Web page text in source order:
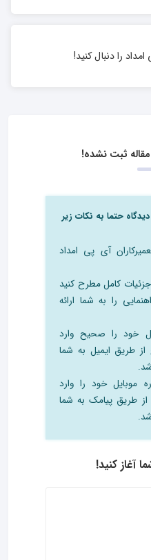
را دنبال کنید!
ثبت نشده!
دیدگاه حتما به نکات زیر
آی پی امداد
کامل مطرح کنید
را به شما ارائه
خود را صحیح وارد
از طریق ایمیل به شما
موبایل خود را وارد
از طریق پیامک به شما
آغاز کنید!